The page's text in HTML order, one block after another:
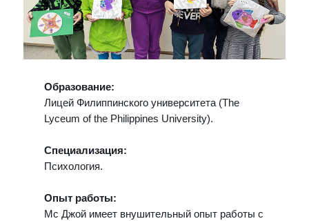
Образование:
Лицей Филиппинского университета (The
Lyceum of the Philippines University).
Специализация:
Психология.
Опыт работы:
Мс Джой имеет внушительный опыт работы с